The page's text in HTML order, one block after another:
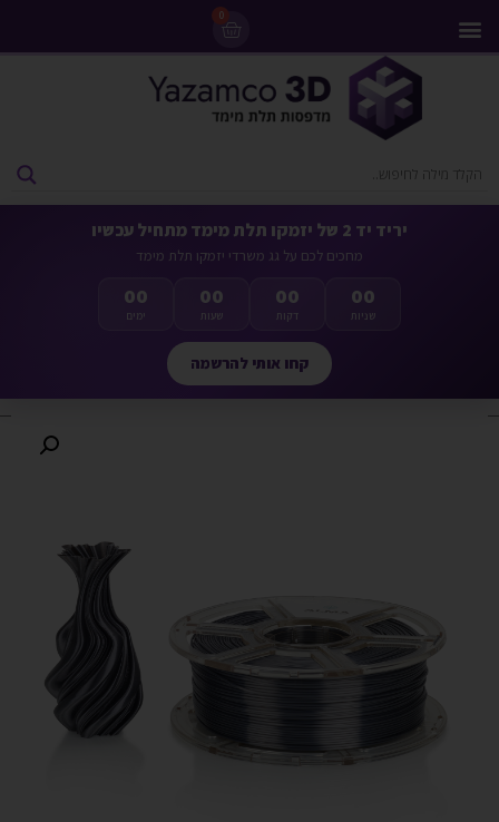
0
יריד יד 2 של יזמקו תלת מימד מתחיל עכשיו
מחכים לכם על גג משרדי יזמקו תלת מימד
00
ימים
00
שעות
00
דקות
00
שניות
קחו אותי להרשמה